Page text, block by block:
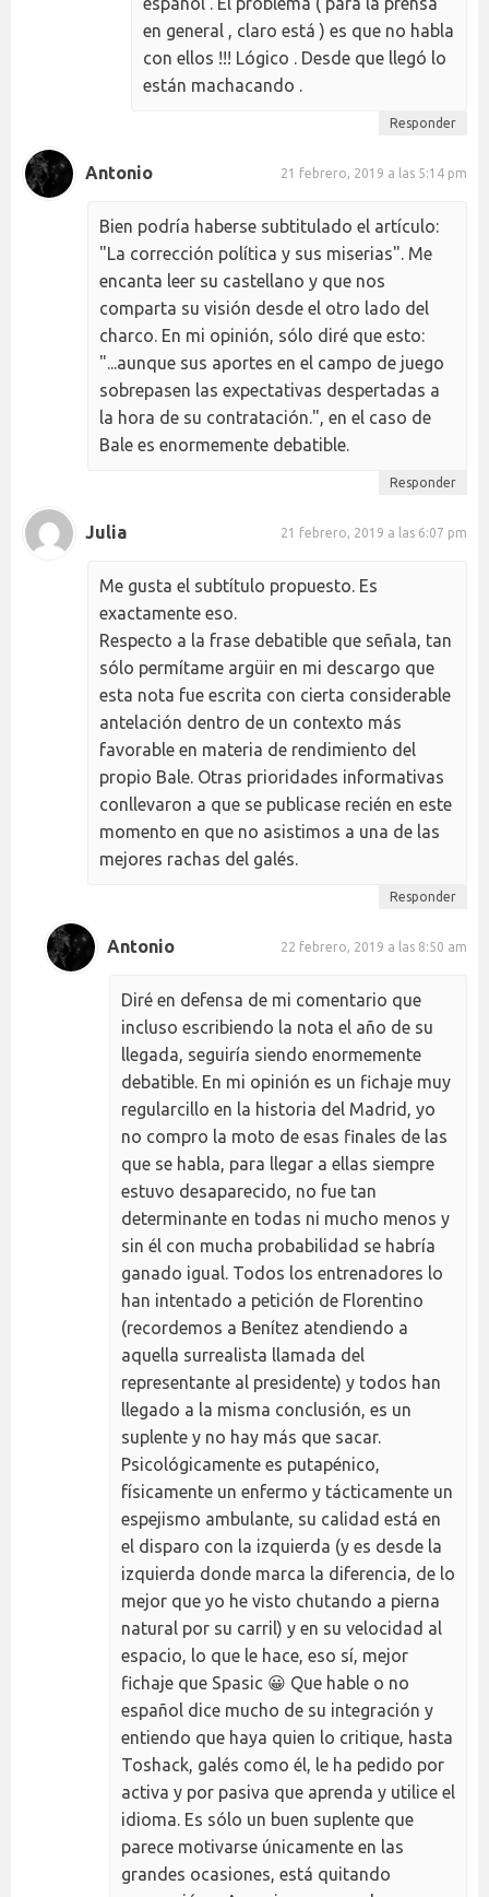
en general , claro está ) es que no habla
con ellos !!! Lógico . Desde que llegó lo
están machacando .
Responder
Antonio 21 febrero, 2019 a las 5:14 pm
Bien podría haberse subtitulado el artículo:
"La corrección política y sus miserias". Me
encanta leer su castellano y que nos
comparta su visión desde el otro lado del
charco. En mi opinión, sólo diré que esto:
"...aunque sus aportes en el campo de juego
sobrepasen las expectativas despertadas a
la hora de su contratación.", en el caso de
Bale es enormemente debatible.
Responder
Julia 21 febrero, 2019 a las 6:07 pm
Me gusta el subtítulo propuesto. Es
exactamente eso.
Respecto a la frase debatible que señala, tan
sólo permítame argüir en mi descargo que
esta nota fue escrita con cierta considerable
antelación dentro de un contexto más
favorable en materia de rendimiento del
propio Bale. Otras prioridades informativas
conllevaron a que se publicase recién en este
momento en que no asistimos a una de las
mejores rachas del galés.
Responder
Antonio 22 febrero, 2019 a las 8:50 am
Diré en defensa de mi comentario que
incluso escribiendo la nota el año de su
llegada, seguiría siendo enormemente
debatible. En mi opinión es un fichaje muy
regularcillo en la historia del Madrid, yo
no compro la moto de esas finales de las
que se habla, para llegar a ellas siempre
estuvo desaparecido, no fue tan
determinante en todas ni mucho menos y
sin él con mucha probabilidad se habría
ganado igual. Todos los entrenadores lo
han intentado a petición de Florentino
(recordemos a Benítez atendiendo a
aquella surrealista llamada del
representante al presidente) y todos han
llegado a la misma conclusión, es un
suplente y no hay más que sacar.
Psicológicamente es putapénico,
físicamente un enfermo y tácticamente un
espejismo ambulante, su calidad está en
el disparo con la izquierda (y es desde la
izquierda donde marca la diferencia, de lo
mejor que yo he visto chutando a pierna
natural por su carril) y en su velocidad al
espacio, lo que le hace, eso sí, mejor
fichaje que Spasic 😀 Que hable o no
español dice mucho de su integración y
entiendo que haya quien lo critique, hasta
Toshack, galés como él, le ha pedido por
activa y por pasiva que aprenda y utilice el
idioma. Es sólo un buen suplente que
parece motivarse únicamente en las
grandes ocasiones, está quitando